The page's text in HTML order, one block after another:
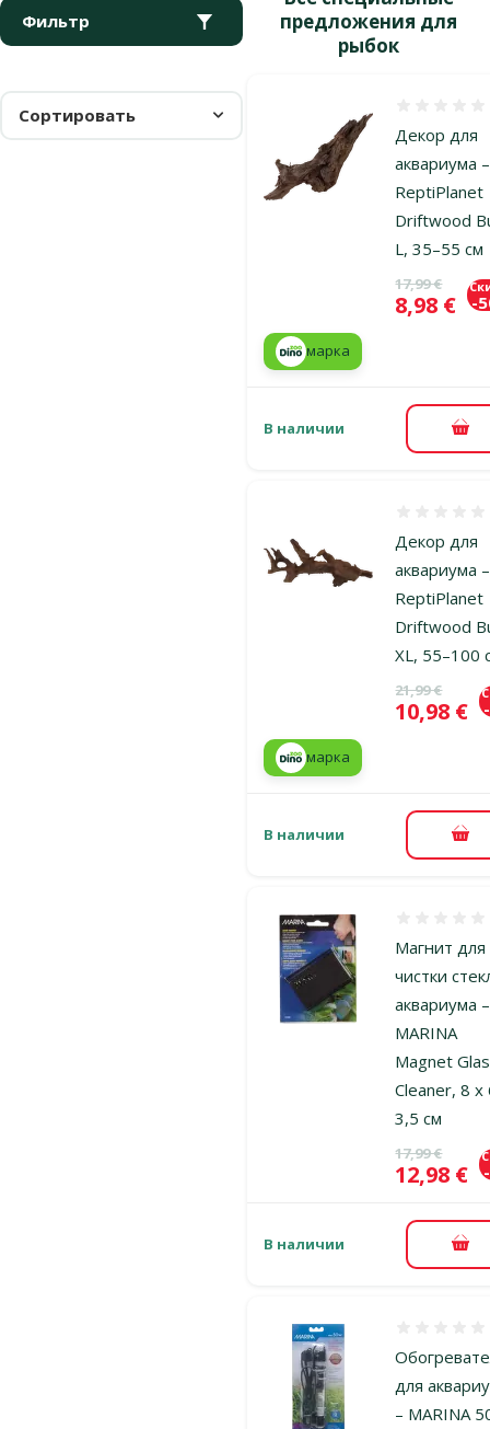
Фильтр
предложения для
рыбок
Сортировать
Декор для
аквариума –
ReptiPlanet
Driftwood
L, 35–55 см
Исходная
17,99 €
Цена
8,98 € -
марка
В наличии В
Декор для
аквариума –
ReptiPlanet
Driftwood
XL, 55–100
Исходная
21,99 €
Цена
10,98 €
марка
В наличии В
Магнит для
чистки
аквариума –
MARINA
Magnet
Cleaner, 8 x
3,5 см
Исходная
17,99 €
Цена
12,98 €
В наличии В
для
– MARINA